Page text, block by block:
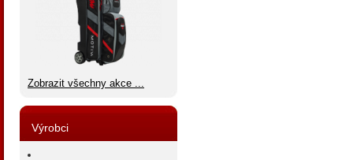
Zobrazit všechny akce ...
Výrobci